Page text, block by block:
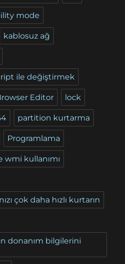
mode
kablosuz ağ
ile değiştirmek
Editor lock
partition kurtarma
Programlama
wmi kullanımı
çok daha hızlı kurtarın
donanım bilgilerini